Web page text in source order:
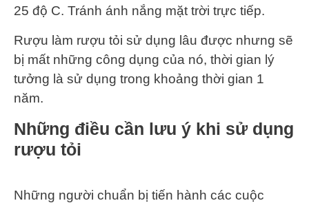
25 độ C. Tránh ánh nắng mặt trời trực tiếp.
Rượu làm rượu tỏi sử dụng lâu được nhưng sẽ
bị mất những công dụng của nó, thời gian lý
tưởng là sử dụng trong khoảng thời gian 1
năm.
Những điều cần lưu ý khi sử dụng
rượu tỏi
Những người chuẩn bị tiến hành các cuộc